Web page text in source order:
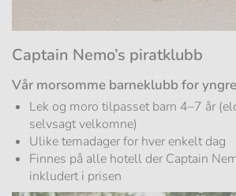
Captain Nemo’s piratklubb
Vår morsomme barneklubb for
Lek og moro tilpasset barn 4–7 år
selvsagt velkomne)
Ulike temadager for hver enkelt dag
Finnes på alle hotell der Captain
inkludert i prisen